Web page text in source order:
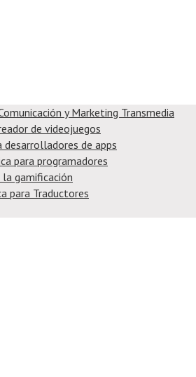
y Marketing Transmedia
de videojuegos
desarrolladores de apps
para programadores
gamificación
para Traductores